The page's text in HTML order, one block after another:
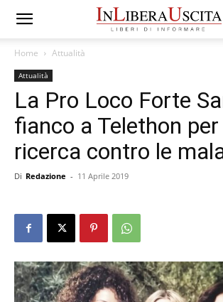
Home Attualità
Attualità
La Pro Loco Forte
fianco a Telethon
ricerca contro le
Di Redazione - 11 Aprile 2019